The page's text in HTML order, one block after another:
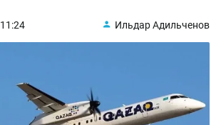
11:24 Ильдар Адильченов